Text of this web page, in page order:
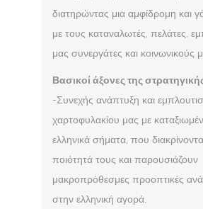
διατηρώντας μια αμφίδρομη και
με τους καταναλωτές, πελάτες,
μας συνεργάτες και κοινωνικούς
Βασικοί άξονες της
-Συνεχής ανάπτυξη και
χαρτοφυλακίου μας με
ελληνικά σήματα, που
ποιότητά τους και παρουσιάζουν
μακροπρόθεσμες προοπτικές
στην ελληνική αγορά.